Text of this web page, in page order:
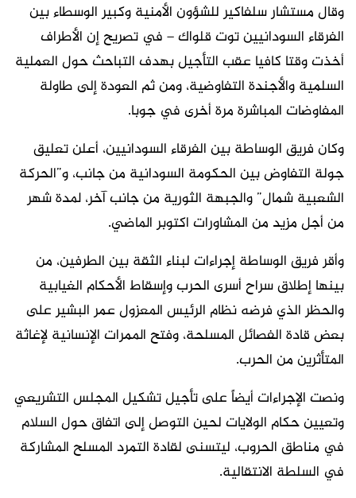
وقال مستشار سلفاكير للشؤون الأمنية وكبير الوسطاء بين
الفرقاء السودانيين توت قلواك – في تصريح إن الأطراف
أخذت وقتا كافيا عقب التأجيل بهدف التباحث حول العملية
السلمية والأجندة التفاوضية، ومن ثم العودة إلى طاولة
المفاوضات المباشرة مرة أخرى في جوبا.
وكان فريق الوساطة بين الفرقاء السودانيين، أعلن تعليق
جولة التفاوض بين الحكومة السودانية من جانب، و”الحركة
الشعبية شمال” والجبهة الثورية من جانب آخر، لمدة شهر
من أجل مزيد من المشاورات اكتوبر الماضي.
وأقر فريق الوساطة إجراءات لبناء الثقة بين الطرفين، من
بينها إطلاق سراح أسرى الحرب وإسقاط الأحكام الغيابية
والحظر الذي فرضه نظام الرئيس المعزول عمر البشير على
بعض قادة الفصائل المسلحة، وفتح الممرات الإنسانية لإغاثة
المتأثرين من الحرب.
ونصت الإجراءات أيضاً على تأجيل تشكيل المجلس التشريعي
وتعيين حكام الولايات لحين التوصل إلى اتفاق حول السلام
في مناطق الحروب، ليتسنى لقادة التمرد المسلح المشاركة
في السلطة الانتقالية.